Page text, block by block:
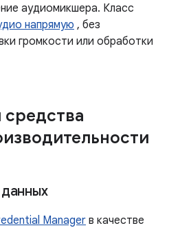
аудиомикшера. Класс
напрямую , без
громкости или обработки
Managerв качестве